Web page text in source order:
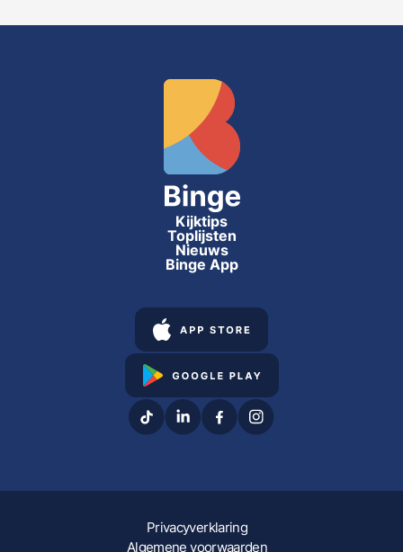
Kijktips
Toplijsten
Nieuws
Binge App
Privacyverklaring
Algemene voorwaarden